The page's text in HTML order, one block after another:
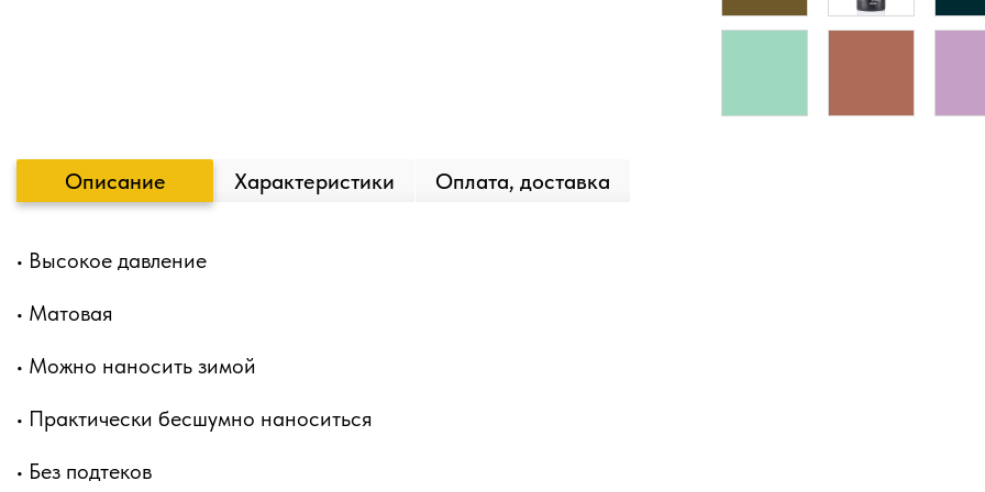
Описание Характеристики Оплата, доставка
• Высокое давление
• Матовая
• Можно наносить зимой
• Практически бесшумно наноситься
• Без подтеков